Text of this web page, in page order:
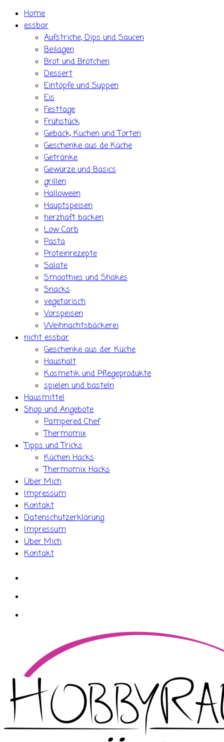
Skip Home
essbar
Aufstriche, Dips und Saucen
Beilagen
Brot und Brötchen
Dessert
Eintöpfe und Suppen
Eis
Festtage
Frühstück
Gebäck, Kuchen und Torten
Geschenke aus de Küche
Getränke
Gewürze und Basics
grillen
Halloween
Hauptspeisen
herzhaft backen
Low Carb
Pasta
Proteinrezepte
Salate
Smoothies und Shakes
Snacks
vegetarisch
Vorspeisen
Weihnachtsbäckerei
nicht essbar
Geschenke aus der Küche
Haushalt
Kosmetik und Pflegeprodukte
spielen und basteln
Hausmittel
Shop und Angebote
Pampered Chef
Thermomix
Tipps und Tricks
Küchen Hacks
Thermomix Hacks
Über Mich
Impressum
Kontakt
Datenschutzerklärung
Impressum
Über Mich
Kontakt